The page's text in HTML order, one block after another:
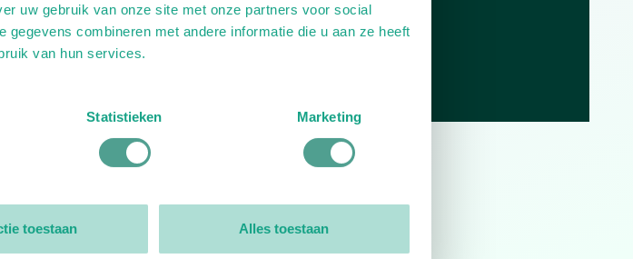
uw gebruik van onze site met onze partners voor social
combineren met andere informatie die u aan ze heeft
van hun services.
Statistieken Marketing
toestaan Alles toestaan